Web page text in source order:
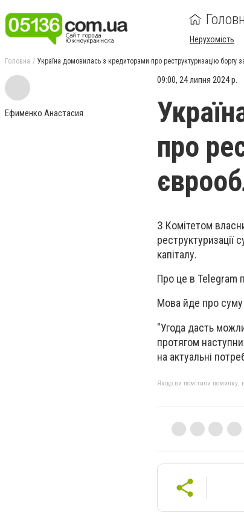
Нерухомість
Головна Україна домовилась з кредиторами про реструктуризацію боргу
Ефименко Анастасия
09:00, 24 липня 2024 р.
про
З Комітетом
реструктуризації
капіталу.
Про це в Telegram
Мова йде про
"Угода дасть
протягом
на актуальні
Якщо ви помітили помилку,